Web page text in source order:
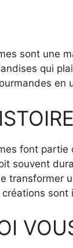
sont une
qui
en
font partie
souvent
transformer